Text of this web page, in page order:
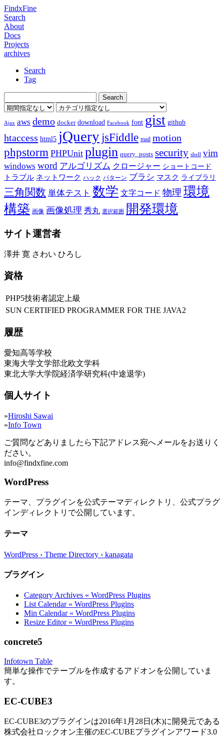
FindxFine
Search
About
Docs
Projects
archives
Search
Tag
Ajax aws demo docker download Facebook font gist github
htaccess html5 jQuery jsFiddle mail motion
phpstorm PHPUnit plugin query_posts security shell vim
windows word アルゴリズム クロージャー ショートコード
トラブル ネットワーク ハック パターン ブラシ マスク ライブラリ
三角関数 単体テスト 数学 文字コード 物理 環境
構築 画像 画像処理 秀丸 選択範囲 開発環境
サイト運営者
澤井 寛 さわい ひろし
資格
PHP5技術者認定上級
SUN CERTIFIED PROGRAMMER FOR THE JAVA2
履歴
愛知高等学校
東海大学文学部北欧文学科
東北大学大学院経済学研究科(中途退学)
個人サイト
»Hiroshi Sawai
»Info Town
ご質問などありましたら下記アドレス宛へメールをお送りく
ださい。
info@findxfine.com
WordPress
テーマ、プラグインを公式テーマディレクトリ、公式プラグ
インディレクトリで公開しています。
テーマ
WordPress › Theme Directory › kanagata
プラグイン
Category Archives « WordPress Plugins
List Calendar « WordPress Plugins
Min Calendar « WordPress Plugins
Resize Editor « WordPress Plugins
concrete5
Infotown Table
簡単な操作でテーブルを作成するアドオンを公開していま
す。
EC-CUBE3
EC-CUBE3のプラグインは2016年1月28日(木)に開発元である
株式会社ロックオン主催のEC-CUBEプラグインアワード3.0